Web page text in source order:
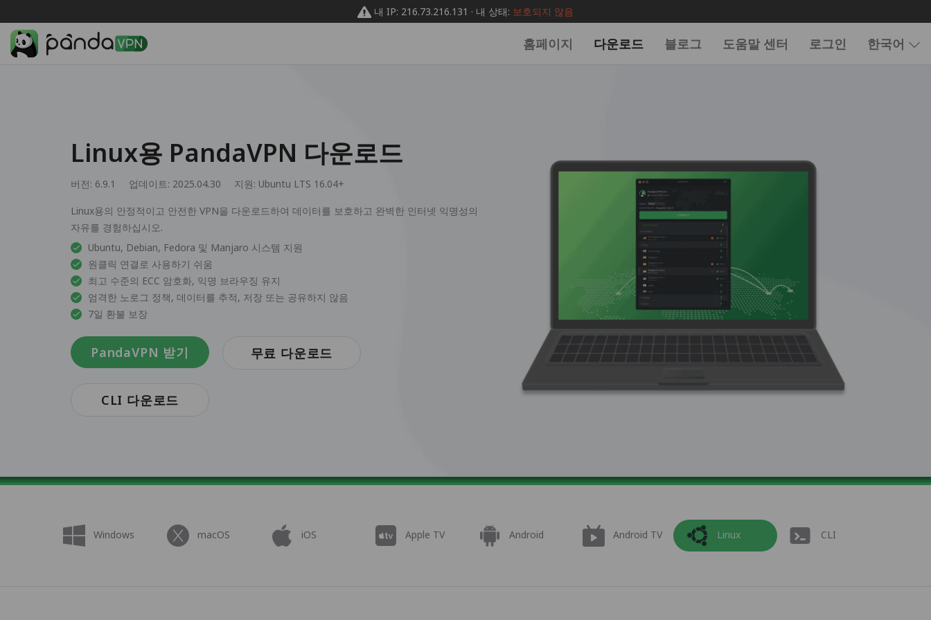
내 IP: 216.73.216.131 · 내 상태: 보호되지 않음
홈페이지 다운로드 블로그 도움말 센터 로그인 한국어
Linux용 PandaVPN 다운로드
버전: 6.9.1 업데이트: 2025.04.30 지원: Ubuntu LTS 16.04+
Linux용의 안정적이고 안전한 VPN을 다운로드하여 데이터를 보호하고 완벽한 인터넷 익명성의
자유를 경험하십시오.
Ubuntu, Debian, Fedora 및 Manjaro 시스템 지원
원클릭 연결로 사용하기 쉬움
최고 수준의 ECC 암호화, 익명 브라우징 유지
엄격한 노로그 정책, 데이터를 추적, 저장 또는 공유하지 않음
7일 환불 보장
PandaVPN 받기 무료 다운로드
CLI 다운로드
Windows macOS iOS Apple TV Android Android TV Linux CLI